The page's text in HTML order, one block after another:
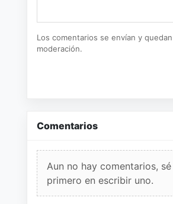
Los comentarios se envían y
moderación.
Comentarios
Aun no hay comentarios, sé
primero en escribir uno.